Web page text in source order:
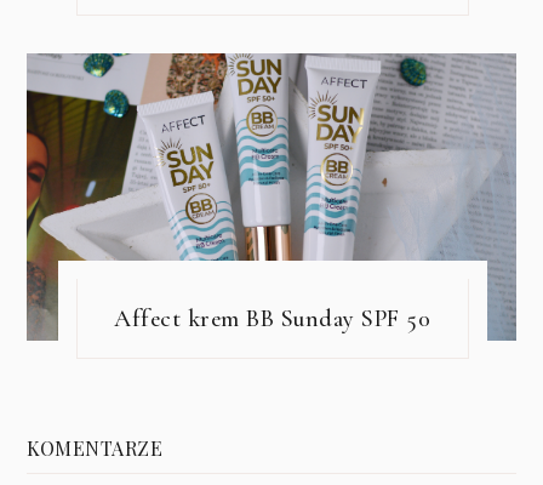
Affect krem BB Sunday SPF 50
KOMENTARZE